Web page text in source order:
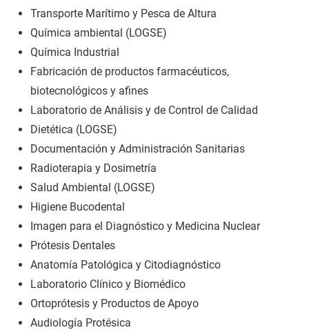
Transporte Marítimo y Pesca de Altura
Química ambiental (LOGSE)
Química Industrial
Fabricación de productos farmacéuticos,
biotecnológicos y afines
Laboratorio de Análisis y de Control de Calidad
Dietética (LOGSE)
Documentación y Administración Sanitarias
Radioterapia y Dosimetría
Salud Ambiental (LOGSE)
Higiene Bucodental
Imagen para el Diagnóstico y Medicina Nuclear
Prótesis Dentales
Anatomía Patológica y Citodiagnóstico
Laboratorio Clínico y Biomédico
Ortoprótesis y Productos de Apoyo
Audiología Protésica